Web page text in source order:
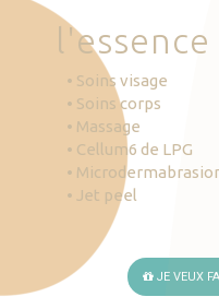
'essence
• Soins visage
• Soins corps
• Massage
• Cellum6 de LPG
•
• Jet peel
JE VEUX